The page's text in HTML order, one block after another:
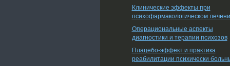
Клинические эффекты при
психофармакологическом
Операциональные аспекты
диагностики и терапии психозов
Плацебо-эффект и практика
реабилитации психически